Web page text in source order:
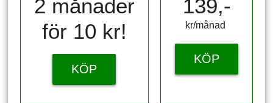
2 månader
för 10 kr!
KÖP
139,-
kr/månad ​​​​​​
KÖP